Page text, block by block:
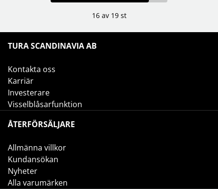
16 av 19 st
TURA SCANDINAVIA AB
Kontakta oss
Karriär
Investerare
Visselblåsarfunktion
ÅTERFÖRSÄLJARE
Allmänna villkor
Kundansökan
Nyheter
Alla varumärken